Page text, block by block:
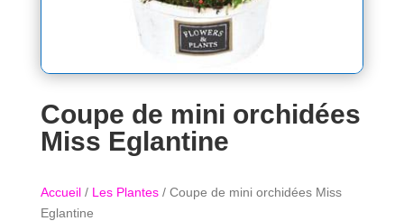
Coupe de mini orchidées
Miss Eglantine
Accueil/ Les Plantes/ Coupe de mini orchidées Miss
Eglantine